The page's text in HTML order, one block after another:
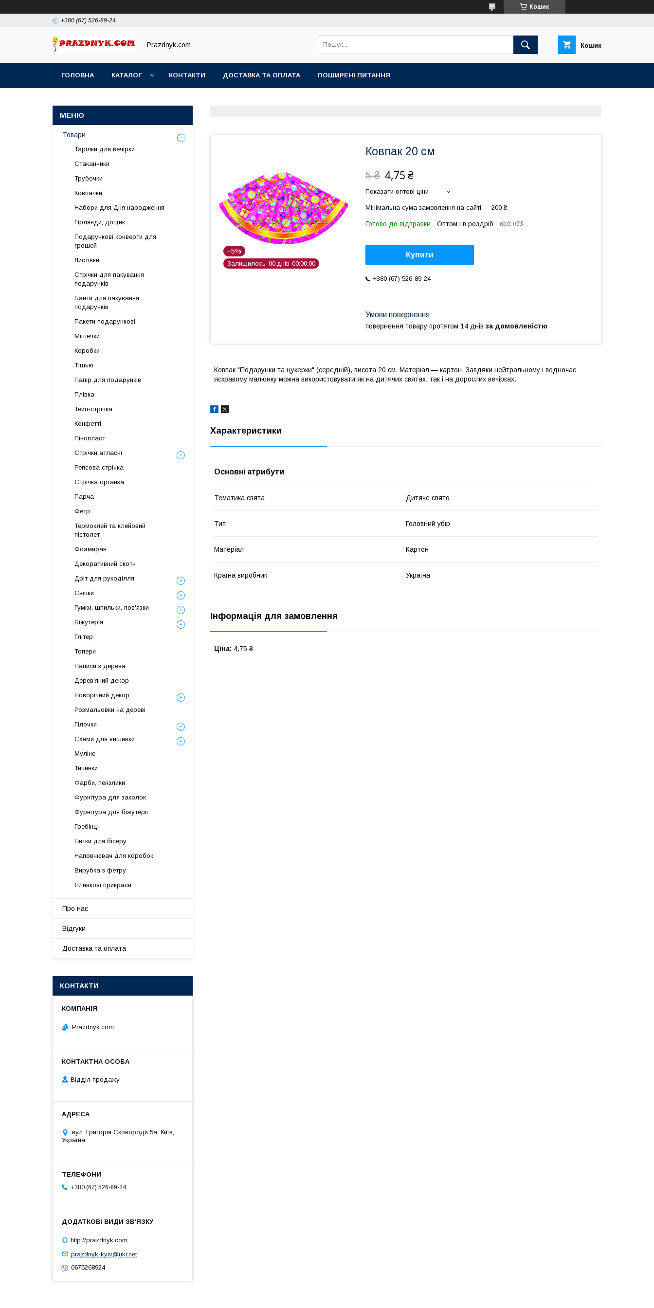
Кошик
+380 (67) 526-89-24
Prazdnyk.com Кошик
ГОЛОВНА КАТАЛОГ КОНТАКТИ ДОСТАВКА ТА ОПЛАТА ПОШИРЕНІ ПИТАННЯ
–5%
Залишилось 00 днів 00 00 00
Ковпак 20 см
5 ₴ 4,75 ₴
Показати оптові ціни
Мінімальна сума замовлення на сайті — 200 ₴
Готово до відправки Оптом і в роздріб Код: нб3
Купити
+380 (67) 526-89-24
повернення товару протягом 14 днів за домовленістю
Ковпак "Подарунки та цукерки" (середній), висота 20 см. Матеріал — картон. Завдяки нейтральному і водночас
яскравому малюнку можна використовувати як на дитячих святах, так і на дорослих вечірках.
Характеристики
Основні атрибути
Тематика свята Дитяче свято
Тип Головний убір
Матеріал Картон
Країна виробник Україна
Інформація для замовлення
Ціна: 4,75 ₴
Товари
Тарілки для вечірки
Стаканчики
Трубочки
Ковпачки
Набори для Дня народження
Гірлянди, дощик
Подарункові конверти для
грошей
Листівки
Стрічки для пакування
подарунків
Банти для пакування
подарунків
Пакети подарункові
Мішечки
Коробки
Тішью
Папір для подарунків
Плівка
Тейп-стрічка
Конфетті
Пінопласт
Стрічки атласні
Репсова стрічка
Стрічка органза
Парча
Фетр
Термоклей та клейовий
пістолет
Фоамиран
Декоративний скотч
Дріт для рукоділля
Свічки
Гумки, шпильки, пов'язки
Біжутерія
Глітер
Топери
Написи з дерева
Дерев'яний декор
Новорічний декор
Розмальовки на дереві
Гілочки
Схеми для вишивки
Муліне
Тичинки
Фарби, пензлики
Фурнітура для заколок
Фурнітура для біжутерії
Гребінці
Нитки для бісеру
Наповнювач для коробок
Вирубка з фетру
Ялинкові прикраси
Про нас
Відгуки
Доставка та оплата
КОНТАКТИ
Prazdnyk.com
Відділ продажу
вул. Григорія Сковороди 5а, Київ,
Україна
+380 (67) 526-89-24
http://prazdnyk.com
prazdnyk-kyiv@ukr.net
0675268924